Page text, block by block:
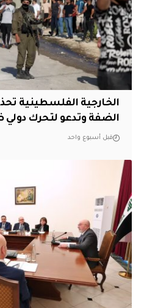
الخارجية الفلسطينية
الضفة وتدعو لتحرك دولي
قبل أسبوع واحد